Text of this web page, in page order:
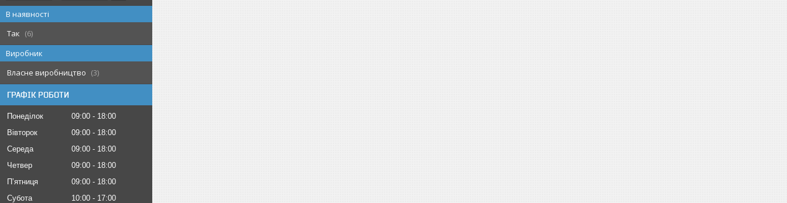
В наявності
Так
6
Виробник
Власне виробництво
3
ГРАФІК РОБОТИ
Понеділок 09:00
18:00
Вівторок
09:00
18:00
Середа
09:00
18:00
Четвер
09:00
18:00
Пʼятниця
09:00
18:00
Субота
10:00
17:00